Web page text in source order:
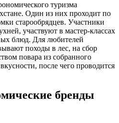
туризма
Один из них проходит по
старообрядцев. Участники
участвуют в мастер-классах
блюд. Для любителей
походы в лес, на сбор
повара из собранного
после чего проводится
бренды